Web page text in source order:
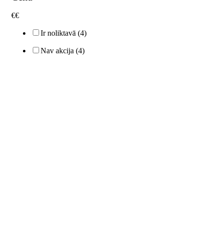
€€
Ir noliktavā (4)
Nav akcija (4)